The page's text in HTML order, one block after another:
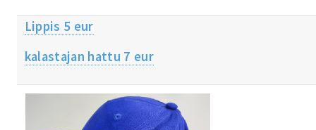
Lippis 5 eur
kalastajan hattu 7 eur